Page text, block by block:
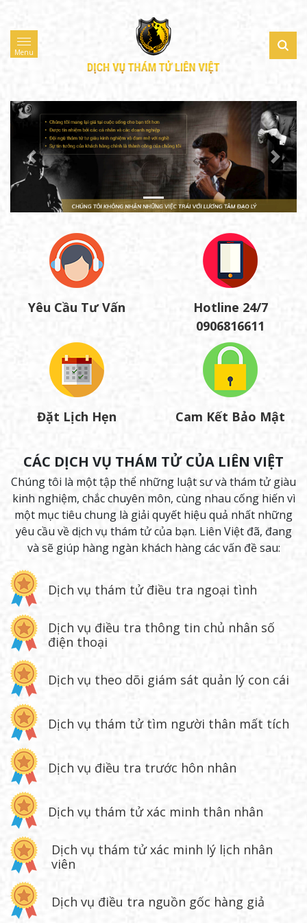
Menu
Previous Next
Yêu Cầu Tư Vấn
Hotline 24/7
0906816611
Đặt Lịch Hẹn Cam Kết Bảo Mật
CÁC DỊCH VỤ THÁM TỬ CỦA LIÊN VIỆT
Chúng tôi là một tập thể những luật sư và thám tử giàu
kinh nghiệm, chắc chuyên môn, cùng nhau cống hiến vì
một mục tiêu chung là giải quyết hiệu quả nhất những
yêu cầu về dịch vụ thám tử của bạn. Liên Việt đã, đang
và sẽ giúp hàng ngàn khách hàng các vấn đề sau:
Dịch vụ thám tử điều tra ngoại tình
Dịch vụ điều tra thông tin chủ nhân số
điện thoại
Dịch vụ theo dõi giám sát quản lý con cái
Dịch vụ thám tử tìm người thân mất tích
Dịch vụ điều tra trước hôn nhân
Dịch vụ thám tử xác minh thân nhân
Dịch vụ thám tử xác minh lý lịch nhân
viên
Dịch vụ điều tra nguồn gốc hàng giả